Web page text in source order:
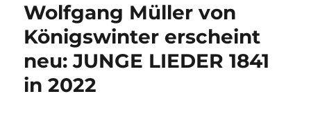
Wolfgang Müller von
Königswinter erscheint
neu: JUNGE LIEDER 1841
in 2022